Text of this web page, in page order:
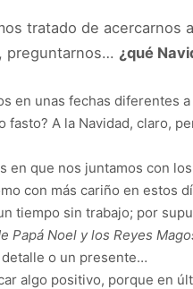
tratado de acercarnos
preguntarnos… ¿qué
en unas fechas diferentes
A la Navidad, claro,
en que nos juntamos con
con más cariño en estos
tiempo sin trabajo; por
Papá Noel y los Reyes
o un presente…
algo positivo, porque en